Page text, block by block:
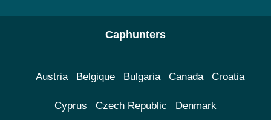
Caphunters
Austria Belgique Bulgaria Canada Croatia
Cyprus Czech Republic Denmark